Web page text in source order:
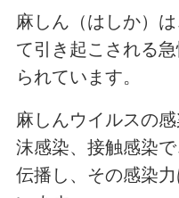
麻しん（はしか）
て引き起こされる
られています。
麻しんウイルスの感
沫感染、 接触感染で
伝播し、その感染